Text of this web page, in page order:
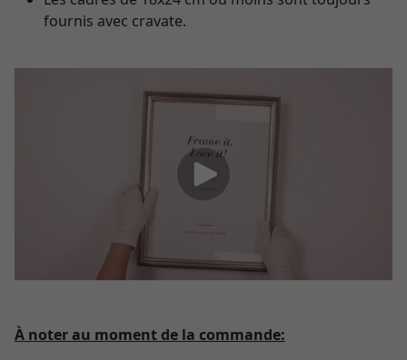
fournis avec cravate.
À noter au moment de la commande: